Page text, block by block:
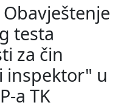
testa
za čin
inspektor" u
a TK